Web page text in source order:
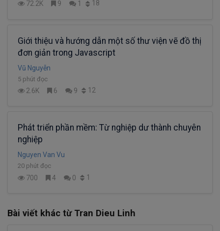
72.2K 9 1 18
Giới thiệu và hướng dẫn một số thư viện vẽ đồ thị
đơn giản trong Javascript
Vũ Nguyễn
5 phút đọc
2.6K 6 9 12
Phát triển phần mềm: Từ nghiệp dư thành chuyên
nghiệp
Nguyen Van Vu
20 phút đọc
700 4 0 1
Bài viết khác từ Tran Dieu Linh